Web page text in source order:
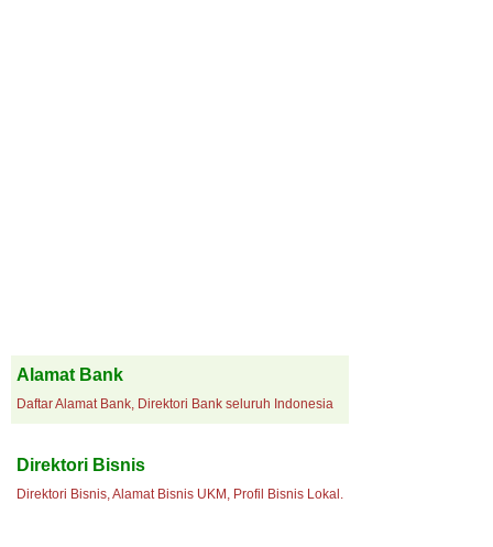
Alamat Bank
Daftar Alamat Bank, Direktori Bank seluruh Indonesia
Direktori Bisnis
Direktori Bisnis, Alamat Bisnis UKM, Profil Bisnis Lokal.